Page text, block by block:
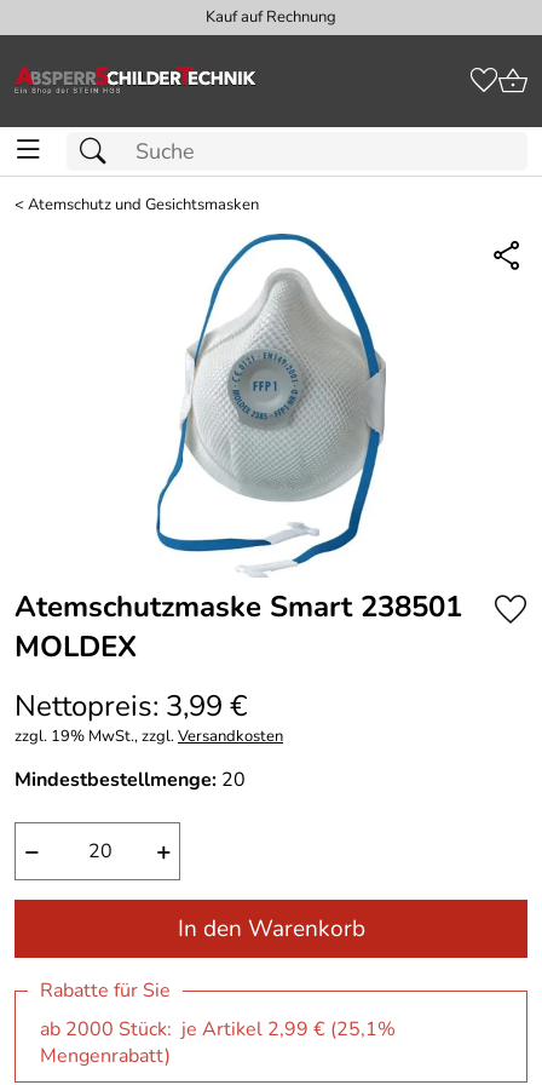
Kauf auf Rechnung
<Atemschutz und Gesichtsmasken
Atemschutzmaske Smart 238501
MOLDEX
Nettopreis: 3,99 €
zzgl. 19% MwSt., zzgl.Versandkosten
Mindestbestellmenge: 20
− +
In den Warenkorb
Rabatte für Sie
ab 2000 Stück: je Artikel 2,99 € (25,1%
Mengenrabatt)